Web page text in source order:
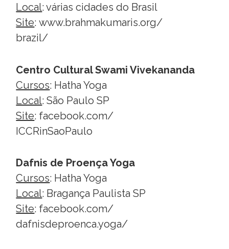
Local: várias cidades do Brasil
Site:www.brahmakumaris.org/
brazil/
Centro Cultural Swami Vivekananda
Cursos: Hatha Yoga
Local: São Paulo SP
Site: facebook.com/
ICCRinSaoPaulo
Dafnis de Proença Yoga
Cursos: Hatha Yoga
Local: Bragança Paulista SP
Site: facebook.com/
dafnisdeproenca.yoga/